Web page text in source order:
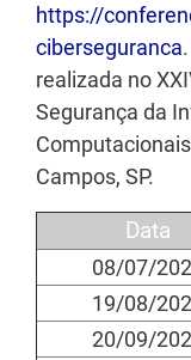
https://
ciberseguranca
realizada no
Segurança da
Campos, SP.
Data
08/07/
19/08/
20/09/